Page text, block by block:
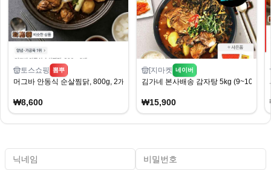
토스쇼핑 뽐뿌
머그바 안동식 순살찜닭, 800g, 2개
₩8,600
[지마켓 네이버
김가네 본사배송 감자탕 5kg (9~10인분)
₩15,900